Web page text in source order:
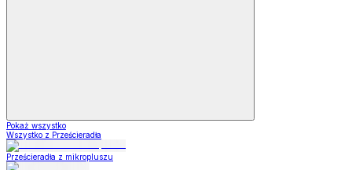
Pokaż wszystko
Wszystko z Prześcieradła
Prześcieradła z mikropluszu